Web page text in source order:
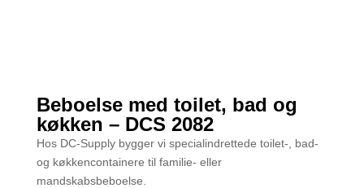
Beboelse med toilet, bad og
køkken – DCS 2082
Hos DC-Supply bygger vi specialindrettede toilet-, bad-
og køkkencontainere til familie- eller
mandskabsbeboelse.